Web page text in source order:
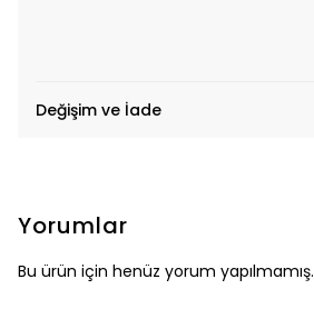
Değişim ve İade
Yorumlar
Bu ürün için henüz yorum yapılmamış.